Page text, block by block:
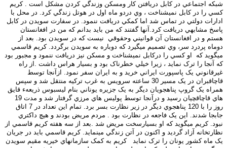
شبکه اجتماعي در کابل دريافتن کار ومسکن وزندگي کردن مشکل است . کريم
کسي را در کابل نميشناخت ، وي دردو ماه اول در هوتل زندگي کرد. در محل با
ادارات دولتي در تماس شد اما کمکي دريافت ننمود. در سفارت سويدن در کابل
پاسخ مشابهي دريافت کرد. آنها گفتند که من بايد بدانم که من در افغانستان
هستم و در افغانستان آن قوانيني وحقوقي
نيست که در سويدن بود. بعد از
دوماه پردرد سر، وي تصميم ميگيرد که دوباره به سويدن برگردد. کريم قاسمي
ميگويد که
او کسي را درکابل نميشناخت و مسکن نيز دريافت ننمود و مجبور بود
که آنجا را ترک نمايد ، زيرا خيلي خطرناک بود و بسيار هراس داشت . از راه
غيرقانوني يک پاسپورت ايراني خريد و به ايران سفر نمود. ازآنجا توسط
قاچاقبران در يک مسير 30 ساعته سرويس به غرب ترکيه منتقل شد و سپس
همراه يک گروپ پناهجويان ديگر به يک جزيره يوناني بنام ليسبوس ذريعهء قايق
هاي قاچاقچيان رسيد و درآنجا توسط پوليس هاي مرزي گرفتار شد و مدت 19
روز را با 120 پناهجوي ديگر در زير نظارت بسر برد. تمام اين تعداد در 7 اتاق
جابجا شدند. اين يک فاجعه در نظارت بود . مردم مريض بودند و هيچ داکتري
نبود. کريم ميگويد که او بسيارسخت مريض شد .بعد از سه هفته کريم قاسمي از
نظارتخانه آزاد گرديد و اکنون در آتن زندگي مينمايد. کريم قاسمي بايد در جريان
يک ماه کشور يونان را ترک نمايد
کريم به کمک سازمانهاي خيريه مقيم سويدن